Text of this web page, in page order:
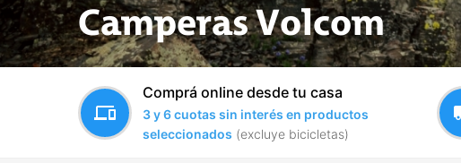
Camperas Volcom
devices
Comprá online desde tu casa
3 y 6 cuotas sin interés en productos
seleccionados (excluye bicicletas)